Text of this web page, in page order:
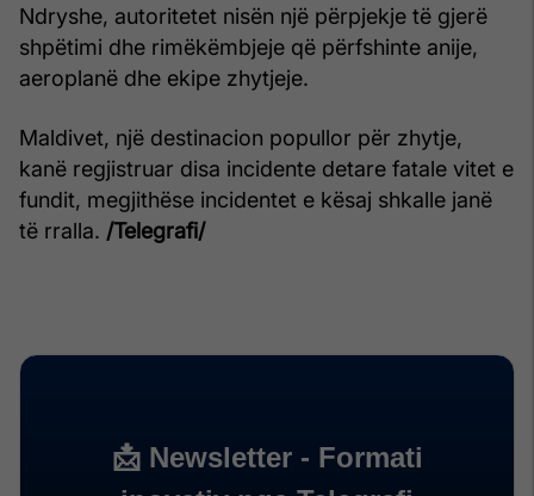
Ndryshe, autoritetet nisën një përpjekje të gjerë
shpëtimi dhe rimëkëmbjeje që përfshinte anije,
aeroplanë dhe ekipe zhytjeje.
Maldivet, një destinacion popullor për zhytje,
kanë regjistruar disa incidente detare fatale vitet e
fundit, megjithëse incidentet e kësaj shkalle janë
të rralla. /Telegrafi/